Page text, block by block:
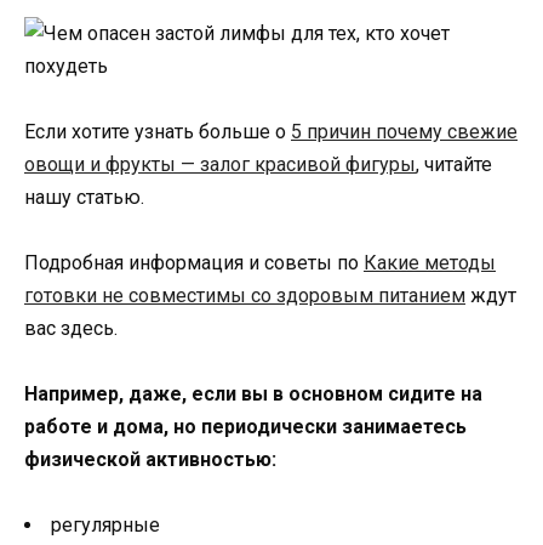
Если хотите узнать больше о 5 причин почему свежие
овощи и фрукты — залог красивой фигуры, читайте
нашу статью.
Подробная информация и советы по Какие методы
готовки не совместимы со здоровым питанием ждут
вас здесь.
Например, даже, если вы в основном сидите на
работе и дома, но периодически занимаетесь
физической активностью:
регулярные